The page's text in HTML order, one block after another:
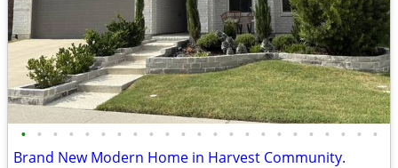
• • • • • • • • • • • • • • • • • • • • • • •
Brand New Modern Home in Harvest Community.